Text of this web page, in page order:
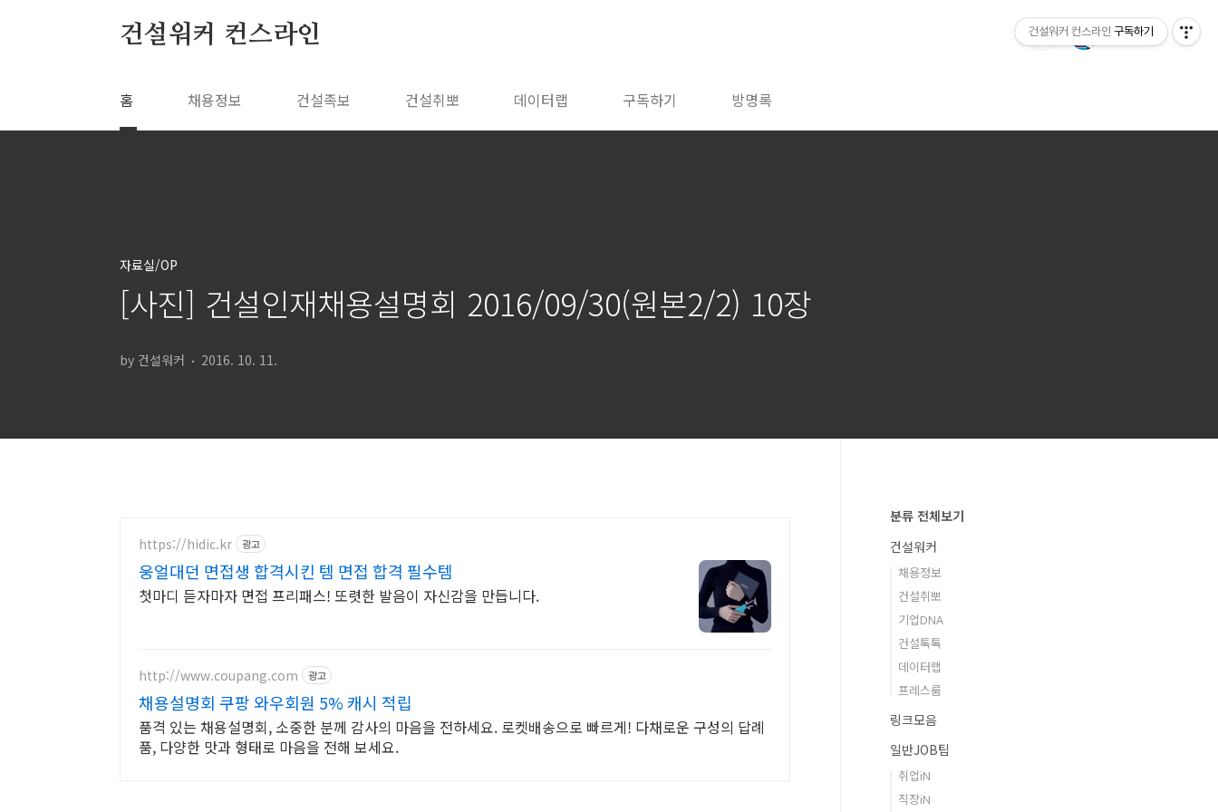
건설워커 컨스라인
홈 채용정보 건설족보 건설취뽀 데이터랩 구독하기 방명록
자료실/OP
[사진] 건설인재채용설명회 2016/09/30(원본2/2) 10장
by 건설워커 2016. 10. 11.
https://hidic.kr 광고
웅얼대던 면접생 합격시킨 템 면접 합격 필수템
첫마디 듣자마자 면접 프리패스! 또렷한 발음이 자신감을 만듭니다.
http://www.coupang.com 광고
채용설명회 쿠팡 와우회원 5% 캐시 적립
품격 있는 채용설명회, 소중한 분께 감사의 마음을 전하세요. 로켓배송으로 빠르게! 다채로운 구성의 답례
품, 다양한 맛과 형태로 마음을 전해 보세요.
분류 전체보기
건설워커
채용정보
건설취뽀
기업DNA
건설톡톡
데이터랩
프레스룸
링크모음
일반JOB팁
취업iN
직장iN
건설워커 컨스라인 구독하기